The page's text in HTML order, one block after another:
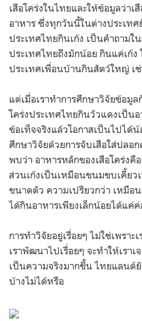
เสือโคร่งในไทยและให้ข้อมูลว่าเ
อาหาร ซึ่งทุกวันนี้ในต่างประเทศ
ประเทศไทยกินเก้ง เป็นคำถามใ
ประเทศไทยถึงมักน้อย กินแค่เก้ง
ประเทศเพื่อนบ้านกินสัตว์ใหญ่ เ
แต่เมื่อเราทำการศึกษาวิจัยข้อมู
โคร่งประเทศไทยกินวัวแดงเป็น
ข้อเท็จจริงแล้วโอกาสเป็นไปได้
ศึกษาวิจัยด้วยการจับเสือใส่ปลอ
พบว่า อาหารหลักของเสือโคร่งคื
ส่วนเก้งเป็นเหมือนขนมขบเคี้ยว
ขนาดตัว ความเปรียวกว่า เหมือน
ได้กินอาหารเพียงเล็กน้อยได้แค่ค่
การทำวิจัยอยู่เรื่อยๆ ไม่ใช่เพรา
เราพัฒนาไปเรื่อยๆ จะทำให้เรา
เป็นความจริงมากขึ้น ไทยแลนด์ยั
บ้างไม่ได้หรือ